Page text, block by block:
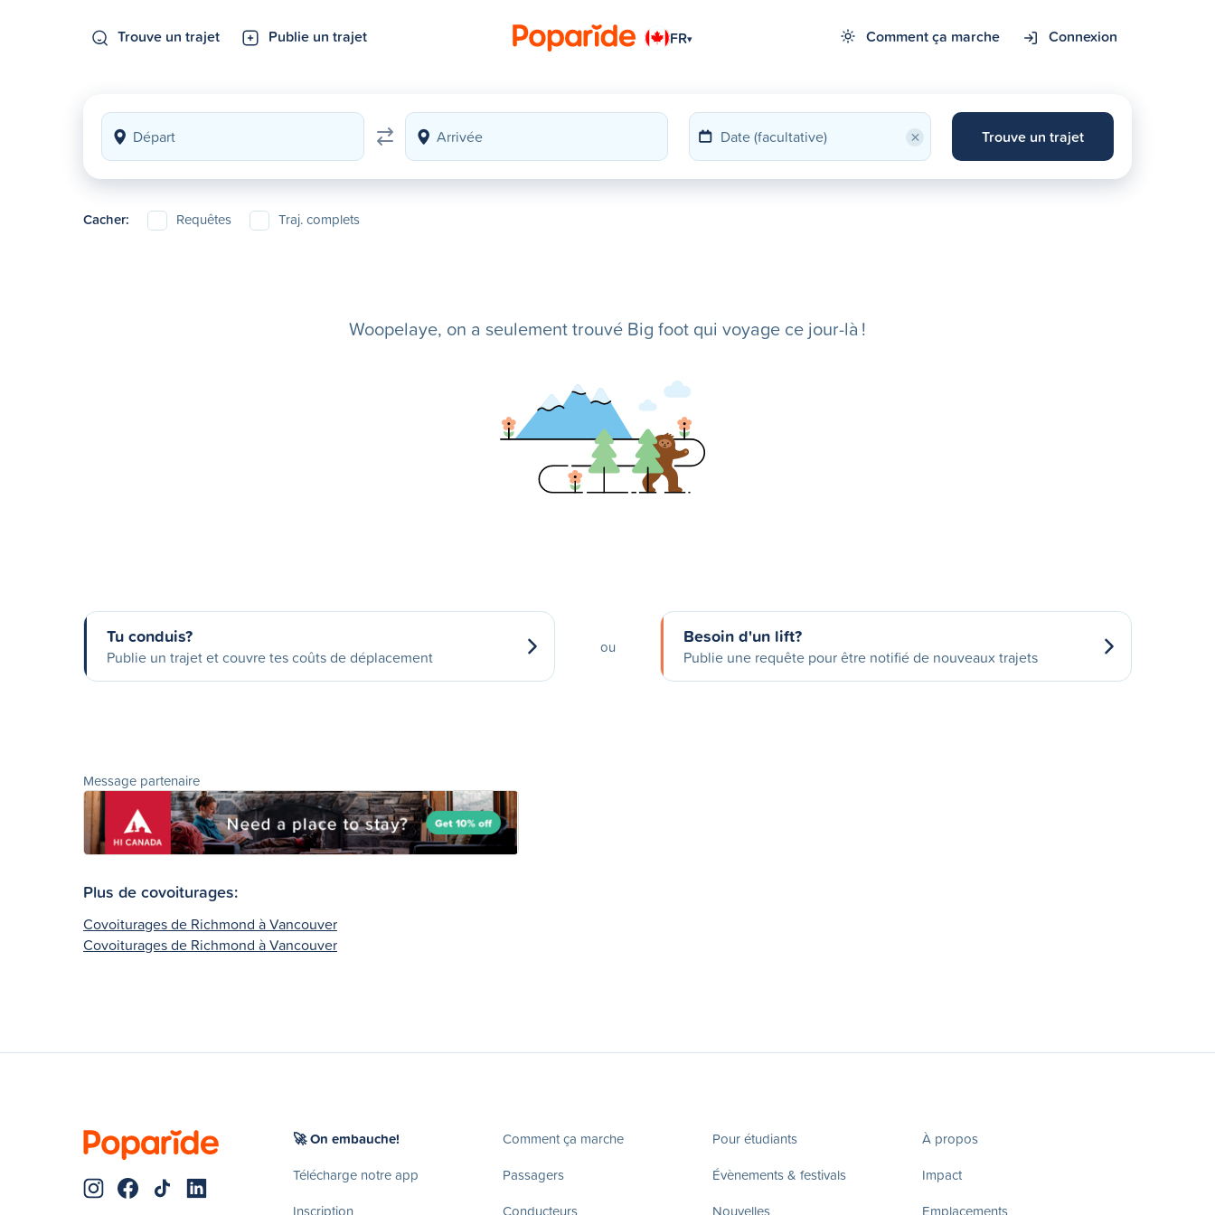
Trouve un trajet Publie un trajet FR▾ Comment ça marche Connexion
× Trouve un trajet
Cacher: Requêtes Traj. complets
Woopelaye, on a seulement trouvé Big foot qui voyage ce jour-là !
Tu conduis?
Publie un trajet et couvre tes coûts de déplacement
ou Besoin d'un lift?
Publie une requête pour être notifié de nouveaux trajets
Message partenaire
Plus de covoiturages:
Covoiturages de Richmond à Vancouver
Covoiturages de Richmond à Vancouver
🚀 On embauche!
Télécharge notre app
Inscription
Comment ça marche
Passagers
Conducteurs
Pour étudiants
Évènements & festivals
Nouvelles
À propos
Impact
Emplacements